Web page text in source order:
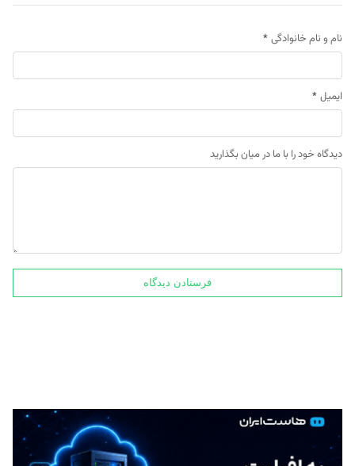
نام و نام خانوادگی *
ایمیل *
دیدگاه خود را با ما در میان بگذارید